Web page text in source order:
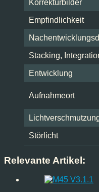
Korrekturbilder
Empfindlichkeit
Stacking,
Entwicklung
Aufnahmeort
Störlicht
Relevante Artikel: